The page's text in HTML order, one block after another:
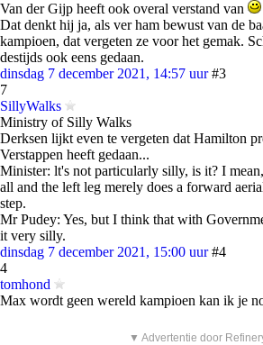
Van der Gijp heeft ook overal verstand van
Dat denkt hij ja, als ver ham bewust van de
kampioen, dat vergeten ze voor het gemak.
destijds ook eens gedaan.
dinsdag 7 december 2021, 14:57 uur #3
7
SillyWalks
Ministry of Silly Walks
Derksen lijkt even te vergeten dat Hamilton
Verstappen heeft gedaan...
Minister: lt's not particularly silly, is it? I
all and the left leg merely does a forward
step.
Mr Pudey: Yes, but I think that with
it very silly.
dinsdag 7 december 2021, 15:00 uur #4
4
tomhond
Max wordt geen wereld kampioen kan ik je
▼ Advertentie door